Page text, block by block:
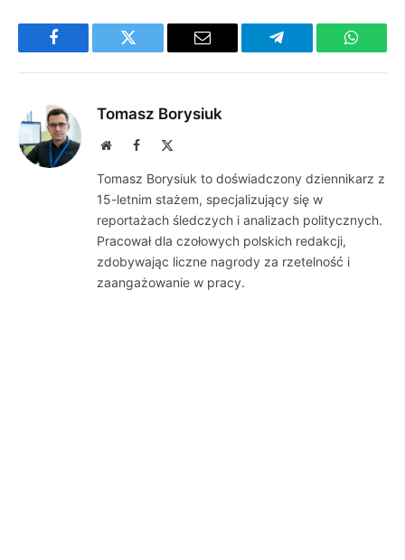
Facebook Twitter Email Telegram
Tomasz Borysiuk
WebsiteFacebook
Tomasz Borysiuk to doświadczony dziennikarz z
15-letnim stażem, specjalizujący się w
reportażach śledczych i analizach politycznych.
Pracował dla czołowych polskich redakcji,
zdobywając liczne nagrody za rzetelność i
zaangażowanie w pracy.